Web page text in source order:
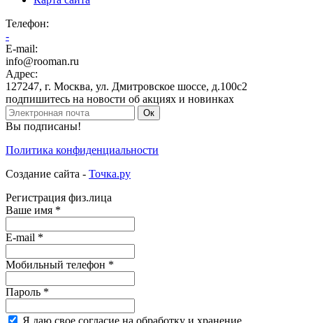
Телефон:
-
E-mail:
info@rooman.ru
Адрес:
127247, г. Москва, ул. Дмитровское шоссе, д.100с2
подпишитесь на новости об акциях и новинках
Ок
Вы подписаны!
Политика конфиденциальности
Создание сайта - Точка.ру
Регистрация физ.лица
Ваше имя *
E-mail *
Мобильный телефон *
Пароль *